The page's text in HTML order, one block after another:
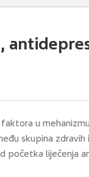
u
skupina
početka liječenja